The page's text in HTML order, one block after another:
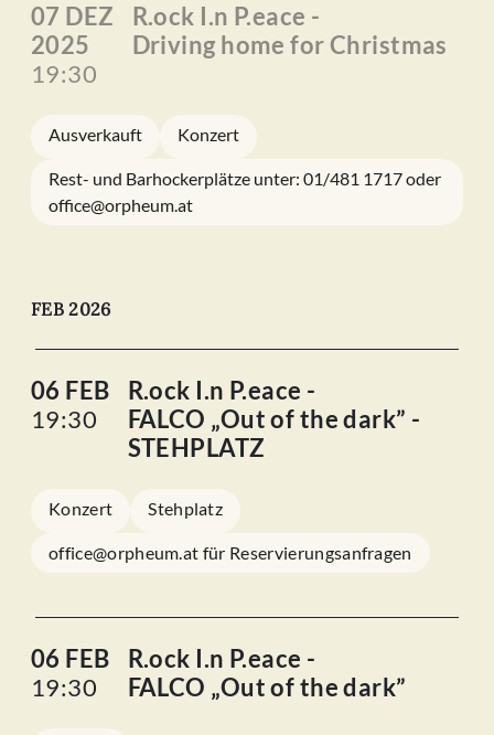
07 DEZ
2025
19:30
R.ock I.n P.eace -
Driving home for Christmas
Ausverkauft Konzert
Rest- und Barhockerplätze unter: 01/481 1717 oder
office@orpheum.at
FEB 2026
06 FEB
19:30
R.ock I.n P.eace -
FALCO „Out of the dark” -
STEHPLATZ
Konzert Stehplatz
office@orpheum.at für Reservierungsanfragen
06 FEB
19:30
R.ock I.n P.eace -
FALCO „Out of the dark”